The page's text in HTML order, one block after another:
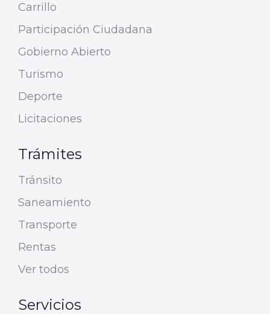
Carrillo
Participación Ciudadana
Gobierno Abierto
Turismo
Deporte
Licitaciones
Trámites
Tránsito
Saneamiento
Transporte
Rentas
Ver todos
Servicios